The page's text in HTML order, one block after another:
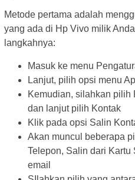
Metode pertama adalah
yang ada di Hp Vivo milik
langkahnya:
Masuk ke menu
Lanjut, pilih opsi menu
Kemudian, silahkan pilih
dan lanjut pilih Kontak
Klik pada opsi Salin
Akan muncul beberapa
Telepon, Salin dari Kartu
email